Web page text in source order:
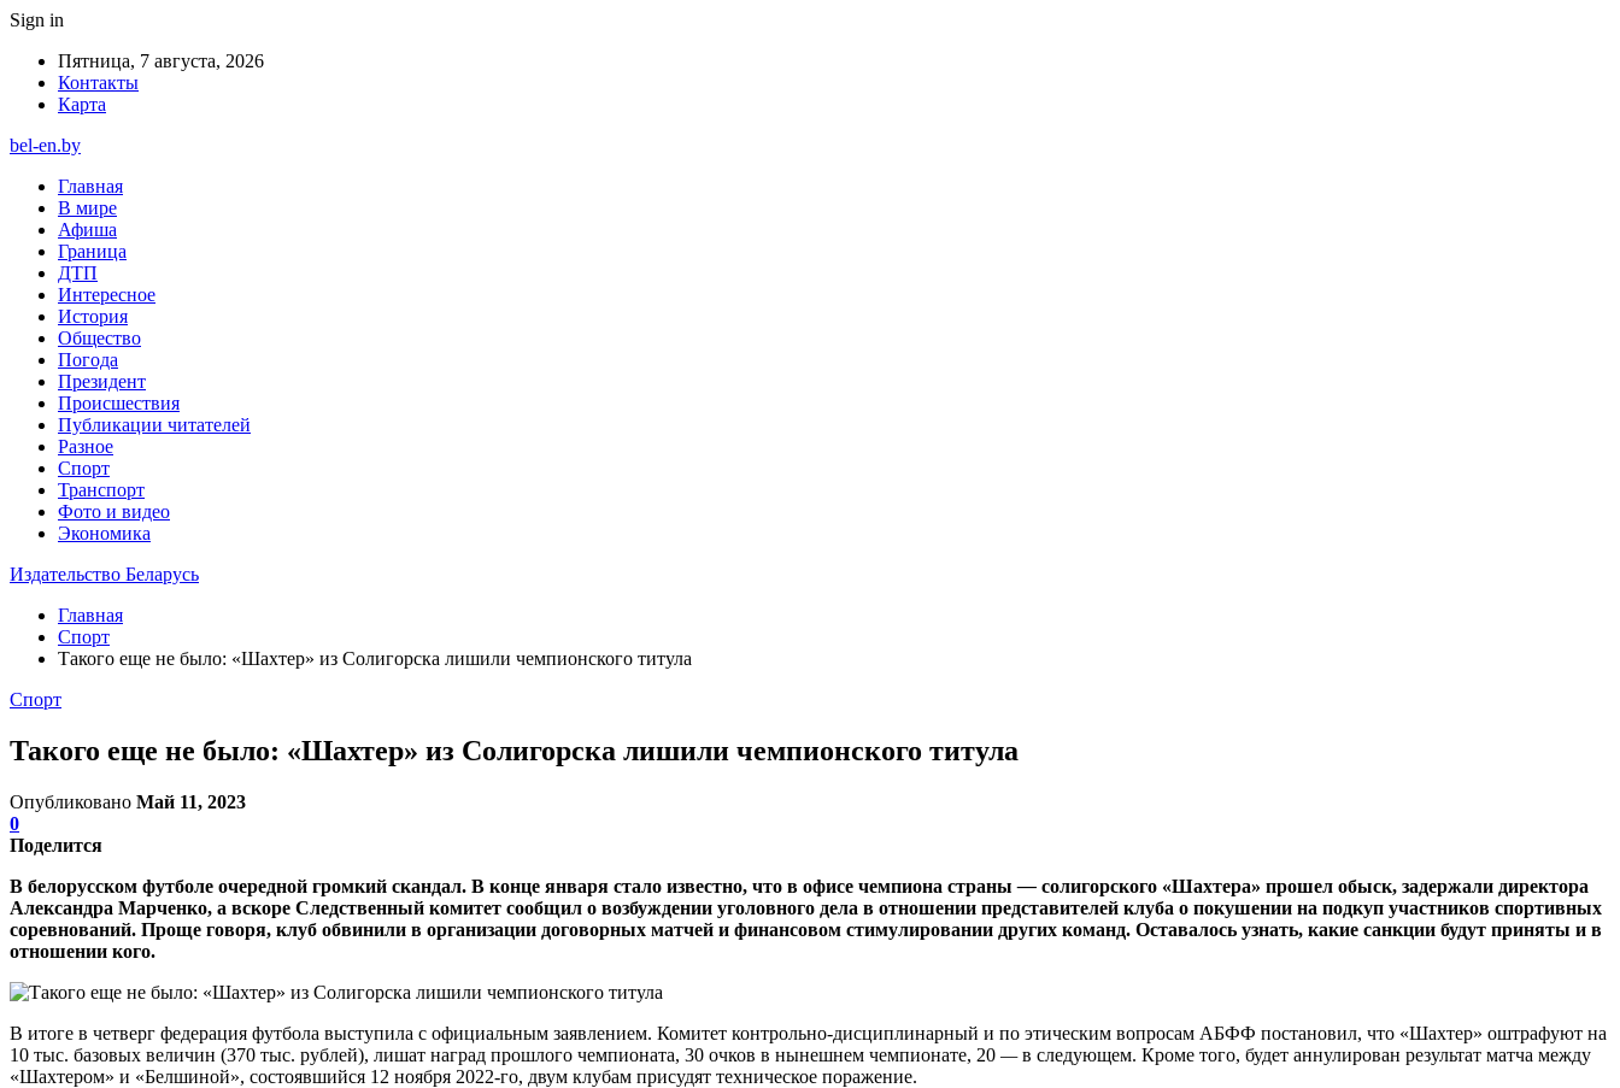
Sign in
Пятница, 7 августа, 2026
Контакты
Карта
bel-en.by
Главная
В мире
Афиша
Граница
ДТП
Интересное
История
Общество
Погода
Президент
Происшествия
Публикации читателей
Разное
Спорт
Транспорт
Фото и видео
Экономика
Издательство Беларусь
Главная
Спорт
Такого еще не было: «Шахтер» из Солигорска лишили чемпионского титула
Спорт
Такого еще не было: «Шахтер» из Солигорска лишили чемпионского титула
Опубликовано Май 11, 2023
0
Поделится
В белорусском футболе очередной громкий скандал. В конце января стало известно, что в офисе чемпиона страны— солигорского «Шахтера» прошел обыск, задержали директора
Александра Марченко, а вскоре Следственный комитет сообщил о возбуждении уголовного дела в отношении представителей клуба о покушении на подкуп участников спортивных
соревнований. Проще говоря, клуб обвинили в организации договорных матчей и финансовом стимулировании других команд. Оставалось узнать, какие санкции будут приняты и в
отношении кого.
В итоге в четверг федерация футбола выступила с официальным заявлением. Комитет контрольно-дисциплинарный и по этическим вопросам АБФФ постановил, что «Шахтер» оштрафуют на
10 тыс. базовых величин (370 тыс. рублей), лишат наград прошлого чемпионата, 30 очков в нынешнем чемпионате, 20 —в следующем. Кроме того, будет аннулирован результат матча между
«Шахтером» и «Белшиной», состоявшийся 12 ноября 2022-го, двум клубам присудят техническое поражение.